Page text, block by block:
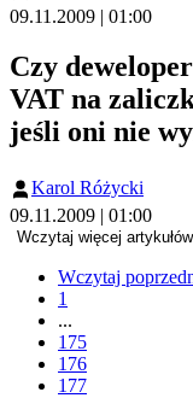
09.11.2009 | 01:00
Czy
VAT na
jeśli oni nie
Karol Różycki
09.11.2009 | 01:00
Wczytaj więcej artykułów
Wczytaj
1
...
175
176
177